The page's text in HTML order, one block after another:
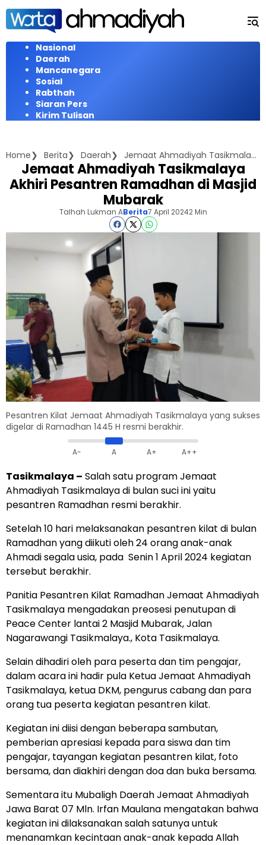
Langsung
konten
Nasional
Daerah
Mancanegara
Sosial
Rabthah
Siaran Pers
Kirim Tulisan
Home Berita Daerah Jemaat Ahmadiyah Tasikmalaya Akhiri Pesantren Ramadhan di Masjid Mubarak
Jemaat Ahmadiyah Tasikmalaya
Akhiri Pesantren Ramadhan di Masjid
Mubarak
Talhah Lukman ABerita7 April 20242 Min
Pesantren Kilat Jemaat Ahmadiyah Tasikmalaya yang sukses
digelar di Ramadhan 1445 H resmi berakhir.
A- A A+ A++
Tasikmalaya – Salah satu program Jemaat
Ahmadiyah Tasikmalaya di bulan suci ini yaitu
pesantren Ramadhan resmi berakhir.
Setelah 10 hari melaksanakan pesantren kilat di bulan
Ramadhan yang diikuti oleh 24 orang anak-anak
Ahmadi segala usia, pada Senin 1 April 2024 kegiatan
tersebut berakhir.
Panitia Pesantren Kilat Ramadhan Jemaat Ahmadiyah
Tasikmalaya mengadakan preosesi penutupan di
Peace Center lantai 2 Masjid Mubarak, Jalan
Nagarawangi Tasikmalaya., Kota Tasikmalaya.
Selain dihadiri oleh para peserta dan tim pengajar,
dalam acara ini hadir pula Ketua Jemaat Ahmadiyah
Tasikmalaya, ketua DKM, pengurus cabang dan para
orang tua peserta kegiatan pesantren kilat.
Kegiatan ini diisi dengan beberapa sambutan,
pemberian apresiasi kepada para siswa dan tim
pengajar, tayangan kegiatan pesantren kilat, foto
bersama, dan diakhiri dengan doa dan buka bersama.
Sementara itu Mubaligh Daerah Jemaat Ahmadiyah
Jawa Barat 07 Mln. Irfan Maulana mengatakan bahwa
kegiatan ini dilaksanakan salah satunya untuk
menanamkan kecintaan anak-anak kepada Allah